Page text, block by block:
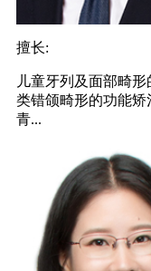
擅长:
儿童牙列及面部畸
类错颌畸形的功能
青...